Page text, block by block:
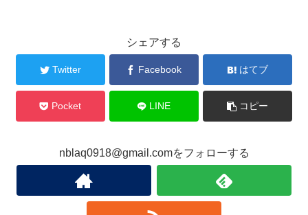
シェアする
Twitter Facebook はてブ
Pocket LINE コピー
nblaq0918@gmail.comをフォローする